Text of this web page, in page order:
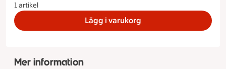
1 artikel
Lägg i varukorg
Mer information